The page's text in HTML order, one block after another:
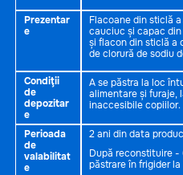
Prezentar
e
Flacoane din sticlă
cauciuc și capac
și flacon din sticlă a
de clorură de sodiu
Condiţii
de
depozitar
e
A se păstra la loc
alimentare și furaje,
inaccesibile copiilor.
Perioada
de
valabilitat
e
2 ani din data
După reconstituire
păstrare în frigider la